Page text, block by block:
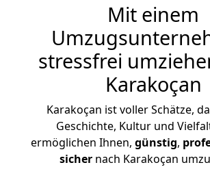
Mit einem
stressfrei
Karakoçan
Karakoçan ist voller Schätze,
Geschichte, Kultur und
ermöglichen Ihnen, günstig,
sichernach Karakoçan